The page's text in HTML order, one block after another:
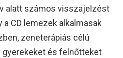
alatt számos visszajelzést
a CD lemezek alkalmasak
zeneterápiás célú
gyerekeket és felnőtteket